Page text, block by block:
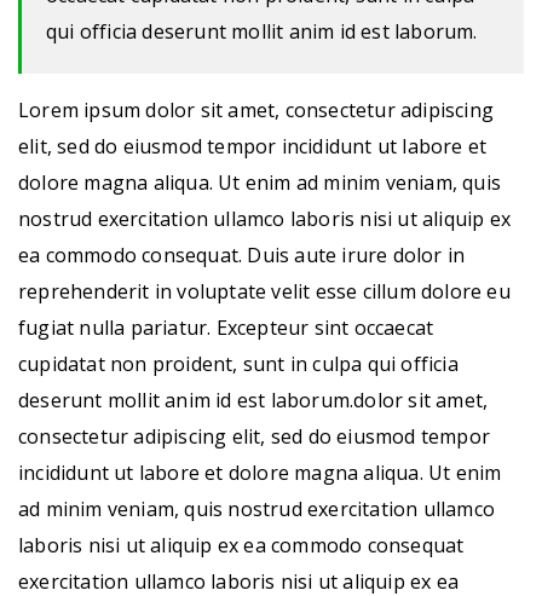
qui officia deserunt mollit anim id est laborum.
Lorem ipsum dolor sit amet, consectetur adipiscing
elit, sed do eiusmod tempor incididunt ut labore et
dolore magna aliqua. Ut enim ad minim veniam, quis
nostrud exercitation ullamco laboris nisi ut aliquip ex
ea commodo consequat. Duis aute irure dolor in
reprehenderit in voluptate velit esse cillum dolore eu
fugiat nulla pariatur. Excepteur sint occaecat
cupidatat non proident, sunt in culpa qui officia
deserunt mollit anim id est laborum.dolor sit amet,
consectetur adipiscing elit, sed do eiusmod tempor
incididunt ut labore et dolore magna aliqua. Ut enim
ad minim veniam, quis nostrud exercitation ullamco
laboris nisi ut aliquip ex ea commodo consequat
exercitation ullamco laboris nisi ut aliquip ex ea